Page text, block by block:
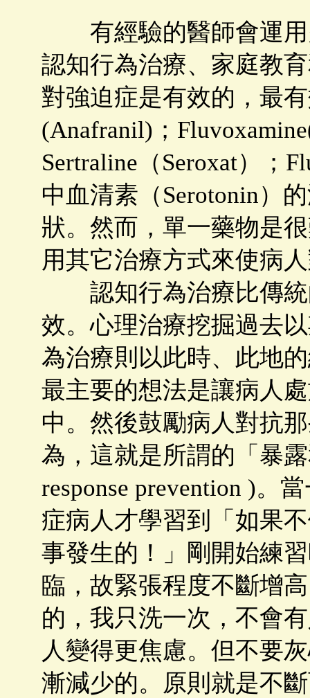
有經驗的醫師會運用
認知行為治療、家庭教
對強迫症是有效的，最
(Anafranil)；
Sertraline（Seroxat）；
中血清素（Serotonin）
狀。然而，單一藥物是
用其它治療方式來使病
認知行為治療比傳統
效。心理治療挖掘過去
為治療則以此時、此地
最主要的想法是讓病人
中。然後鼓勵病人對抗
為，這就是所謂的「暴
response prevention )。
症病人才學習到「如果
事發生的！」剛開始練
臨，故緊張程度不斷增
的，我只洗一次，不會
人變得更焦慮。但不要
漸減少的。原則就是不